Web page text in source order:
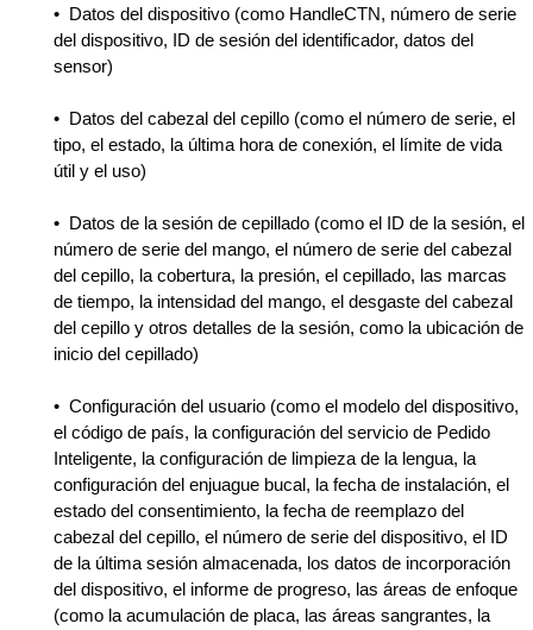
• Datos del dispositivo (como HandleCTN, número de serie
del dispositivo, ID de sesión del identificador, datos del
sensor)
• Datos del cabezal del cepillo (como el número de serie, el
tipo, el estado, la última hora de conexión, el límite de vida
útil y el uso)
• Datos de la sesión de cepillado (como el ID de la sesión, el
número de serie del mango, el número de serie del cabezal
del cepillo, la cobertura, la presión, el cepillado, las marcas
de tiempo, la intensidad del mango, el desgaste del cabezal
del cepillo y otros detalles de la sesión, como la ubicación de
inicio del cepillado)
• Configuración del usuario (como el modelo del dispositivo,
el código de país, la configuración del servicio de Pedido
Inteligente, la configuración de limpieza de la lengua, la
configuración del enjuague bucal, la fecha de instalación, el
estado del consentimiento, la fecha de reemplazo del
cabezal del cepillo, el número de serie del dispositivo, el ID
de la última sesión almacenada, los datos de incorporación
del dispositivo, el informe de progreso, las áreas de enfoque
(como la acumulación de placa, las áreas sangrantes, la